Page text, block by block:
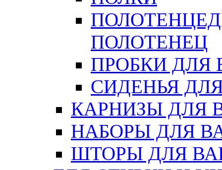
ПОЛОТЕНЕЦ
ПРОБКИ ДЛЯ
СИДЕНЬЯ
КАРНИЗЫ ДЛЯ
НАБОРЫ ДЛЯ
ШТОРЫ ДЛЯ